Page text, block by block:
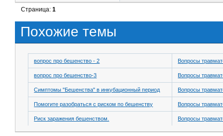
Страница:1
Похожие темы
вопрос про бешенство - 2 Вопросы
вопрос про бешенство-3 Вопросы
Симптомы "Бешенства" в инкубационный период Вопросы
Помогите разобраться с риском по бешенству Вопросы
Риск заражения бешенством. Вопросы